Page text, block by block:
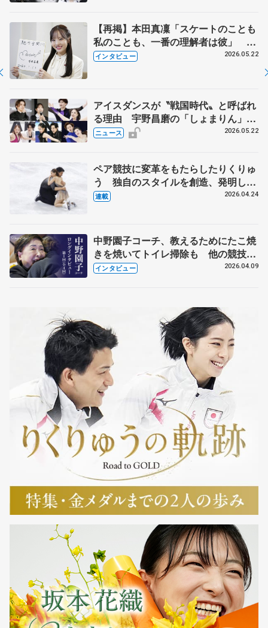
【再掲】本田真凜「スケートのことも
私のことも、一番の理解者は彼」 引
退時の単独インタビューで語った競技
インタビュー 2026.05.22
アイスダンスが〝戦国時代〟と呼ばれ
る理由 宇野昌磨の「しょまりん」ら
実力者が相次いで参戦 国内の競争激
ニュース 2026.05.22
ペア競技に変革をもたらしたりくりゅ
う 独自のスタイルを創造、発明した
【引退発表後②】
連載 2026.04.24
中野園子コーチ、教えるためにたこ焼
きを焼いてトイレ掃除も 他の競技に
も通用するという坂本花織の筋肉
インタビュー 2026.04.09